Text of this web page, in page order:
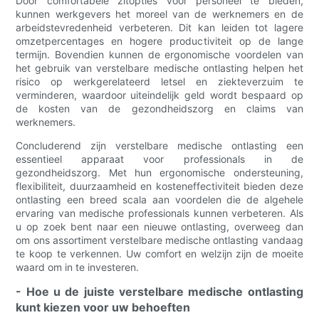
kunnen werkgevers het moreel van de werknemers en de
arbeidstevredenheid verbeteren. Dit kan leiden tot lagere
omzetpercentages en hogere productiviteit op de lange
termijn. Bovendien kunnen de ergonomische voordelen van
het gebruik van verstelbare medische ontlasting helpen het
risico op werkgerelateerd letsel en ziekteverzuim te
verminderen, waardoor uiteindelijk geld wordt bespaard op
de kosten van de gezondheidszorg en claims van
werknemers.
Concluderend zijn verstelbare medische ontlasting een
essentieel apparaat voor professionals in de
gezondheidszorg. Met hun ergonomische ondersteuning,
flexibiliteit, duurzaamheid en kosteneffectiviteit bieden deze
ontlasting een breed scala aan voordelen die de algehele
ervaring van medische professionals kunnen verbeteren. Als
u op zoek bent naar een nieuwe ontlasting, overweeg dan
om ons assortiment verstelbare medische ontlasting vandaag
te koop te verkennen. Uw comfort en welzijn zijn de moeite
waard om in te investeren.
- Hoe u de juiste verstelbare medische ontlasting
kunt kiezen voor uw behoeften